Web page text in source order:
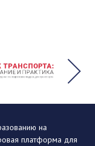
на
платформа для